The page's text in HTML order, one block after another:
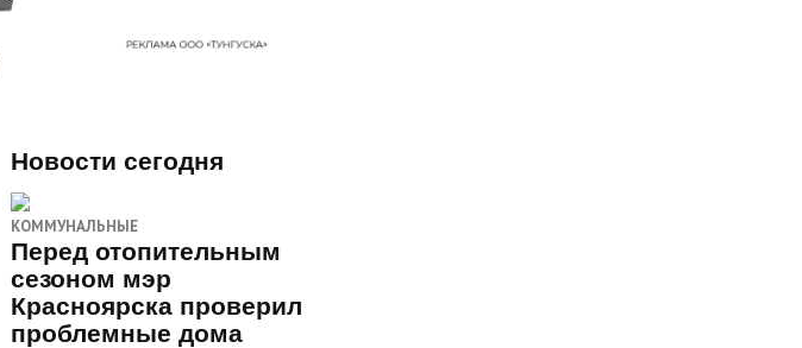
Новости сегодня
КОММУНАЛЬНЫЕ
Перед отопительным
сезоном мэр
Красноярска проверил
проблемные дома